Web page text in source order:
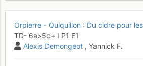
Orpierre - Quiquillon : Du cidre pour
TD- 6a>5c+ I P1 E1
Alexis Demongeot , Yannick F.